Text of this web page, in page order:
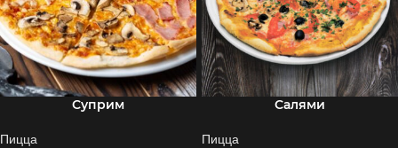
Суприм
Пицца
Салями
Пицца